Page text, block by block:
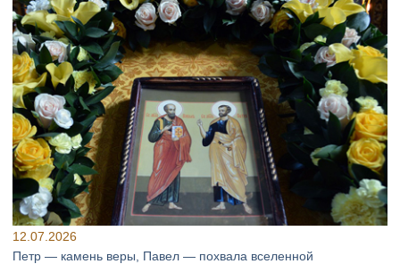
12.07.2026
Петр — камень веры, Павел — похвала вселенной